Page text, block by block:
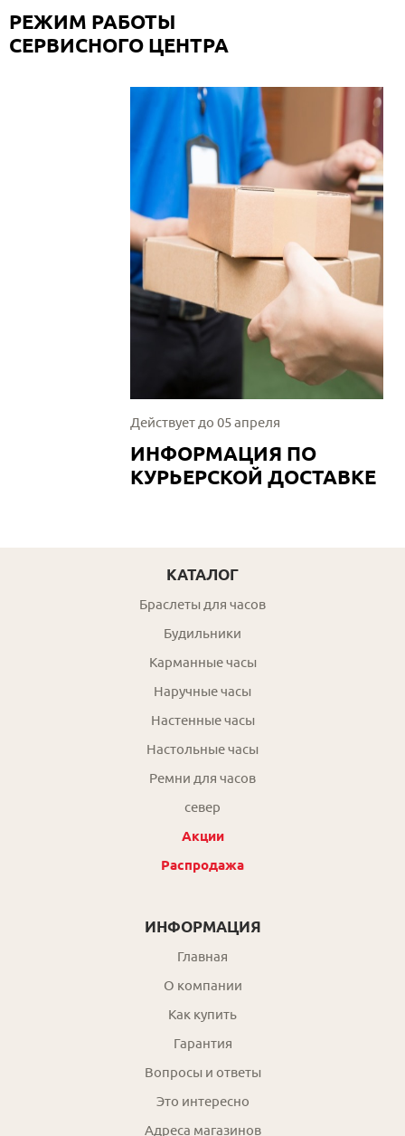
РЕЖИМ РАБОТЫ
СЕРВИСНОГО ЦЕНТРА
Действует до 05 апреля
ИНФОРМАЦИЯ ПО
КУРЬЕРСКОЙ ДОСТАВКЕ
КАТАЛОГ
Браслеты для часов
Будильники
Карманные часы
Наручные часы
Настенные часы
Настольные часы
Ремни для часов
север
Акции
Распродажа
ИНФОРМАЦИЯ
Главная
О компании
Как купить
Гарантия
Вопросы и ответы
Это интересно
Адреса магазинов